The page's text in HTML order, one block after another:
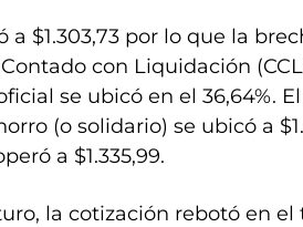
a $1.303,73 por lo que la
con Liquidación
se ubicó en el 36,64%.
(o solidario) se ubicó a
a $1.335,99.
la cotización rebotó en el